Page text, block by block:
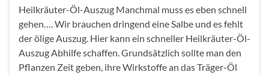
Heilkräuter-Öl-Auszug Manchmal muss es eben schnell
gehen…. Wir brauchen dringend eine Salbe und es fehlt
der ölige Auszug. Hier kann ein schneller Heilkräuter-Öl-
Auszug Abhilfe schaffen. Grundsätzlich sollte man den
Pflanzen Zeit geben, ihre Wirkstoffe an das Träger-Öl